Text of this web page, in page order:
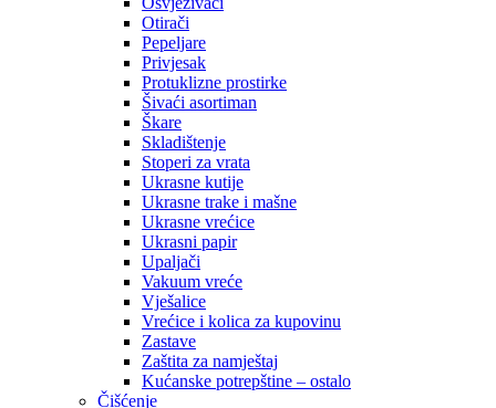
Otirači
Pepeljare
Privjesak
Protuklizne prostirke
Šivaći asortiman
Škare
Skladištenje
Stoperi za vrata
Ukrasne kutije
Ukrasne trake i mašne
Ukrasne vrećice
Ukrasni papir
Upaljači
Vakuum vreće
Vješalice
Vrećice i kolica za kupovinu
Zastave
Zaštita za namještaj
Kućanske potrepštine – ostalo
Čišćenje